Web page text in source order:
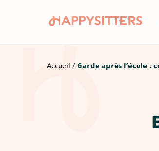
Accueil Garde après l’école :